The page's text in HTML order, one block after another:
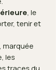
, le
tenir et
marquée
les